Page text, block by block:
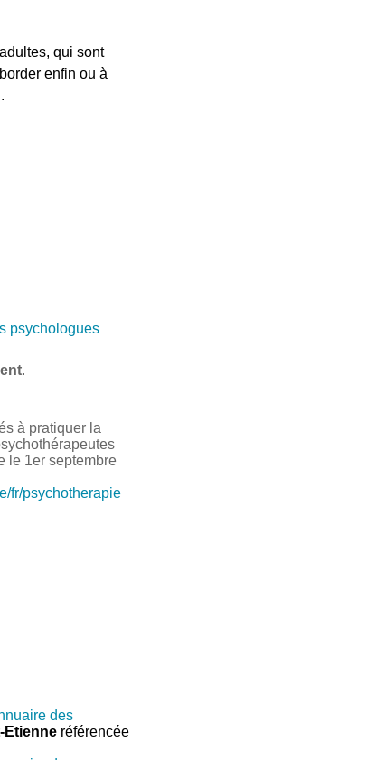
qui sont
enfin ou à
psychologues
.
à pratiquer la
le 1er septembre
fr/psychotherapie
des
Etienneréférencée